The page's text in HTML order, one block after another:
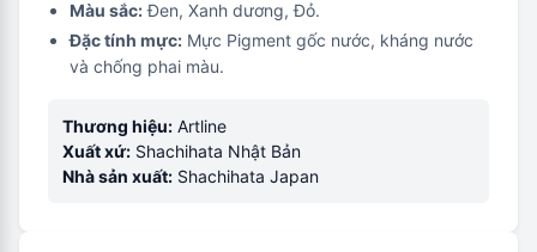
Màu sắc:Đen, Xanh dương, Đỏ.
Đặc tính mực:Mực Pigment gốc nước, kháng nước
và chống phai màu.
Thương hiệu: Artline
Xuất xứ: Shachihata Nhật Bản
Nhà sản xuất: Shachihata Japan